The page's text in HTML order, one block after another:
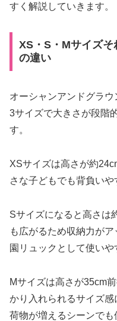
すく解説していきます。
XS・S・Mサイズ
の違い
オーシャンアンドグラ
3サイズで大きさが段階
す。
XSサイズは高さが約
さな子どもでも背負いや
Sサイズになると高さは
も広がるため収納力が
園リュックとして使いや
Mサイズは高さが35cm
かり入れられるサイズ
荷物が増えるシーンでも